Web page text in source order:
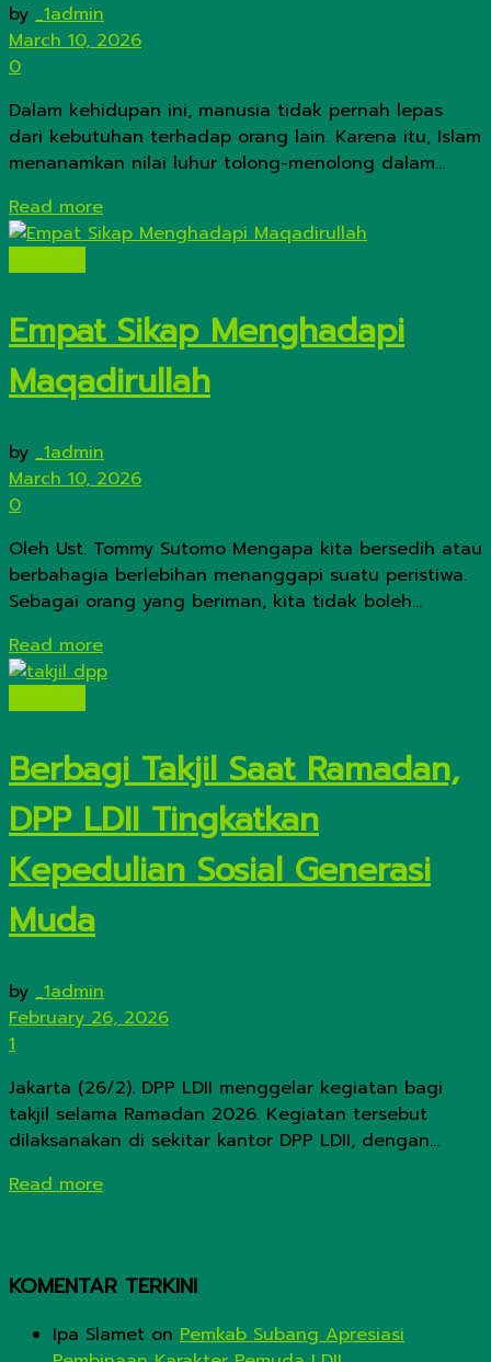
by _1admin
March 10, 2026
0
Dalam kehidupan ini, manusia tidak pernah lepas
dari kebutuhan terhadap orang lain. Karena itu, Islam
menanamkan nilai luhur tolong-menolong dalam...
Read moreDetails
Empat Sikap Menghadapi
Maqadirullah
by _1admin
March 10, 2026
0
Oleh Ust. Tommy Sutomo Mengapa kita bersedih atau
berbahagia berlebihan menanggapi suatu peristiwa.
Sebagai orang yang beriman, kita tidak boleh...
Read moreDetails
Berbagi Takjil Saat Ramadan,
DPP LDII Tingkatkan
Kepedulian Sosial Generasi
Muda
by _1admin
February 26, 2026
1
Jakarta (26/2). DPP LDII menggelar kegiatan bagi
takjil selama Ramadan 2026. Kegiatan tersebut
dilaksanakan di sekitar kantor DPP LDII, dengan...
Read moreDetails
KOMENTAR TERKINI
Ipa Slamet on Pemkab Subang Apresiasi